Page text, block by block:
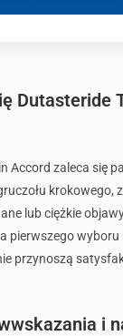
Dutasteride
Accord zaleca się
krokowego,
lub ciężkie
pierwszego wyboru
przynoszą
i